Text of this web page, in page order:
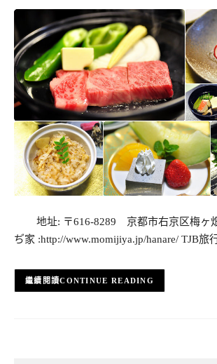
地址: 〒616-8289 京都市右京区梅ヶ
ぢ家 :http://www.momijiya.jp/hanare/ TJB旅
CONTINUE READING